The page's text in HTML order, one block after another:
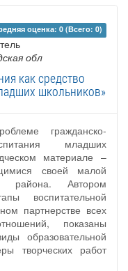
оценка: 0 (Всего: 0)
обл
как средство
школьников»
гражданско-
младших
материале –
своей малой
района. Автором
воспитательной
партнерстве всех
показаны
образовательной
творческих работ